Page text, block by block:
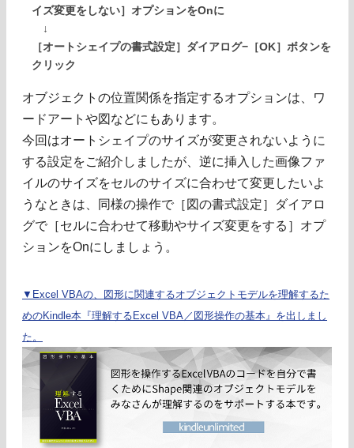
イズ変更をしない］オプションをOnに
↓
［オートシェイプの書式設定］ダイアログ−［OK］ボタンを
クリック
オブジェクトの位置関係を指定するオプションは、ワ
ードアートや図などにもあります。
今回はオートシェイプのサイズが変更されないように
する設定をご紹介しましたが、逆に挿入した画像ファ
イルのサイズをセルのサイズに合わせて変更したいよ
うなときは、同様の操作で［図の書式設定］ダイアロ
グで［セルに合わせて移動やサイズ変更をする］オプ
ションをOnにしましょう。
▼Excel VBAの、図形に関連するオブジェクトモデルを理解するた
めのKindle本『理解するExcel VBA／図形操作の基本』を出しまし
た。